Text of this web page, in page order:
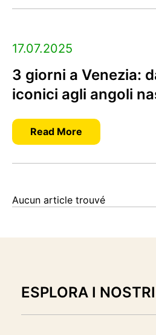
17.07.2025
3 giorni a Venezia:
iconici agli angoli
Read More
Aucun article trouvé
ESPLORA I